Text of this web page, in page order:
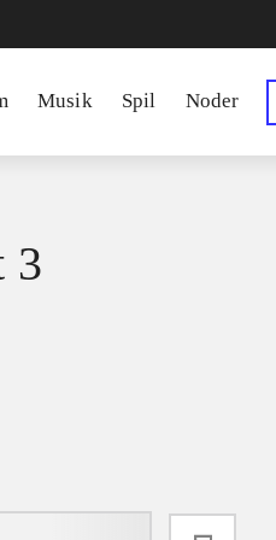
Musik Spil Noder
3